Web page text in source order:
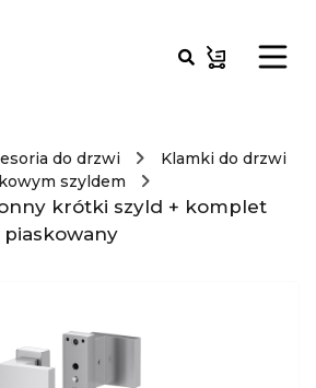
do drzwi
Klamki do drzwi
szyldem
krótki szyld + komplet
piaskowany